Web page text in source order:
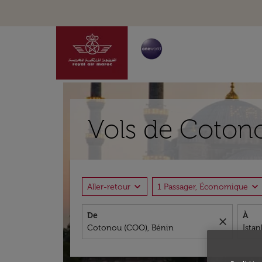
Vols de
Aller-retour expand_more 1 Passager, Économique expand_more
De
close
À